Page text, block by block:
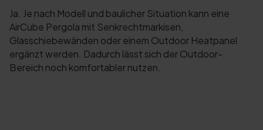
Ja. Je nach Modell und baulicher Situation kann eine
AirCube Pergola mit Senkrechtmarkisen,
Glasschiebewänden oder einem Outdoor Heatpanel
ergänzt werden. Dadurch lässt sich der Outdoor-
Bereich noch komfortabler nutzen.